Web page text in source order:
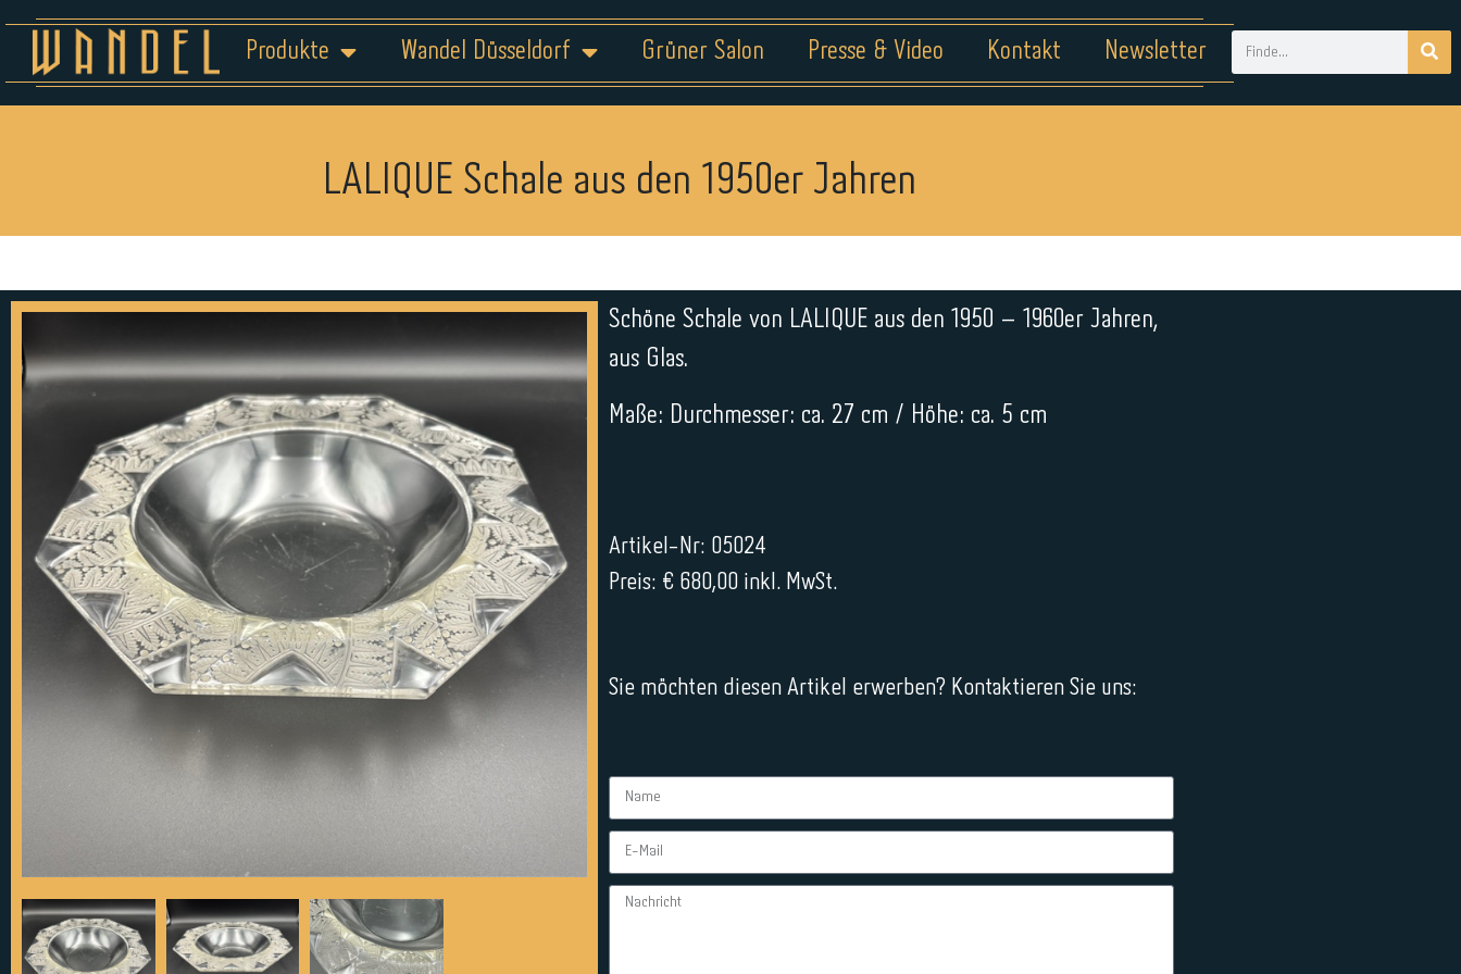
Produkte Wandel Düsseldorf Grüner Salon Presse & Video Kontakt Newsletter
LALIQUE Schale aus den 1950er Jahren
Schöne Schale von LALIQUE aus den 1950 – 1960er Jahren,
aus Glas.
Maße: Durchmesser: ca. 27 cm / Höhe: ca. 5 cm
Artikel-Nr: 05024
Preis: € 680,00 inkl. MwSt.
Sie möchten diesen Artikel erwerben? Kontaktieren Sie uns: